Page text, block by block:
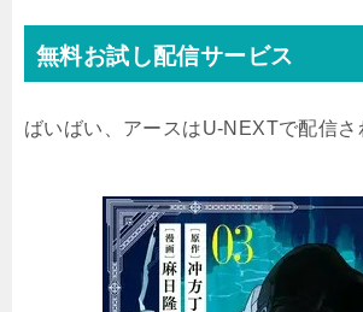
無料お試し配信サービス
ばいばい、アースはU-NEXTで配信さ